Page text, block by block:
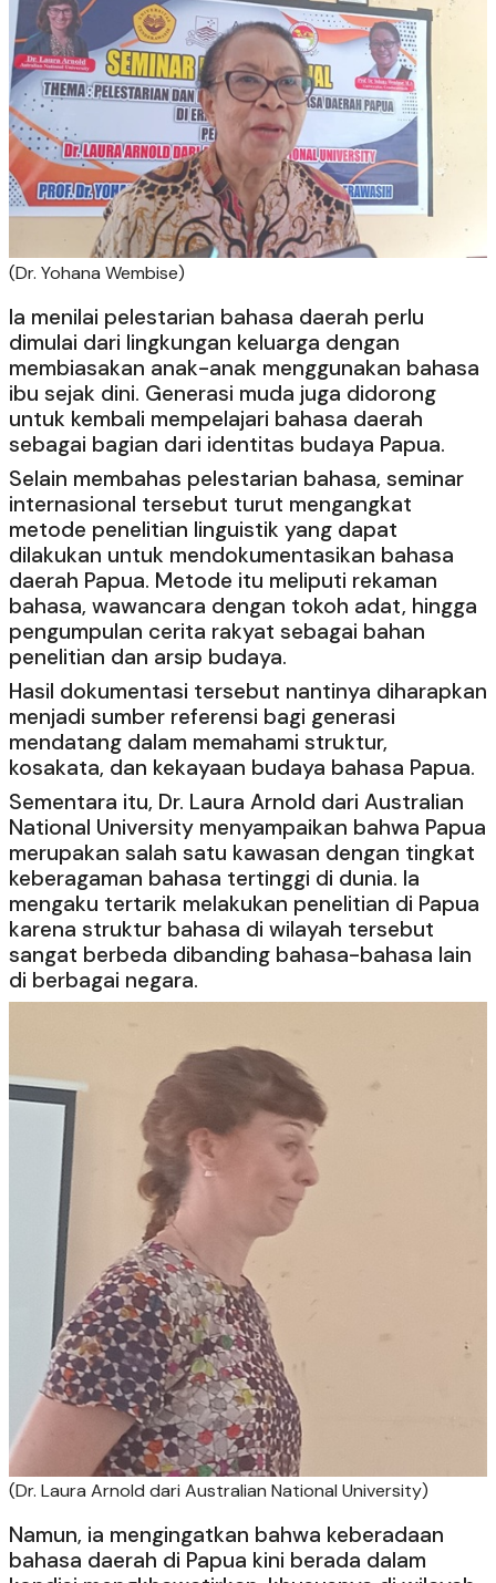
(Dr. Yohana Wembise)
Ia menilai pelestarian bahasa daerah perlu
dimulai dari lingkungan keluarga dengan
membiasakan anak-anak menggunakan bahasa
ibu sejak dini. Generasi muda juga didorong
untuk kembali mempelajari bahasa daerah
sebagai bagian dari identitas budaya Papua.
Selain membahas pelestarian bahasa, seminar
internasional tersebut turut mengangkat
metode penelitian linguistik yang dapat
dilakukan untuk mendokumentasikan bahasa
daerah Papua. Metode itu meliputi rekaman
bahasa, wawancara dengan tokoh adat, hingga
pengumpulan cerita rakyat sebagai bahan
penelitian dan arsip budaya.
Hasil dokumentasi tersebut nantinya diharapkan
menjadi sumber referensi bagi generasi
mendatang dalam memahami struktur,
kosakata, dan kekayaan budaya bahasa Papua.
Sementara itu, Dr. Laura Arnold dari Australian
National University menyampaikan bahwa Papua
merupakan salah satu kawasan dengan tingkat
keberagaman bahasa tertinggi di dunia. Ia
mengaku tertarik melakukan penelitian di Papua
karena struktur bahasa di wilayah tersebut
sangat berbeda dibanding bahasa-bahasa lain
di berbagai negara.
(Dr. Laura Arnold dari Australian National University)
Namun, ia mengingatkan bahwa keberadaan
bahasa daerah di Papua kini berada dalam